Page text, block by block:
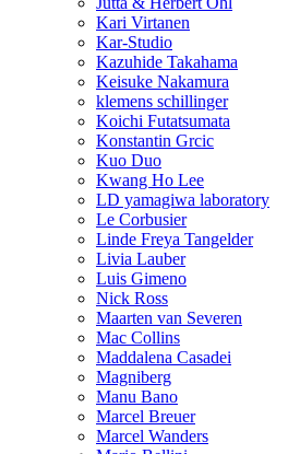
Kari Virtanen
Kar-Studio
Kazuhide Takahama
Keisuke Nakamura
klemens schillinger
Koichi Futatsumata
Konstantin Grcic
Kuo Duo
Kwang Ho Lee
LD yamagiwa laboratory
Le Corbusier
Linde Freya Tangelder
Livia Lauber
Luis Gimeno
Nick Ross
Maarten van Severen
Mac Collins
Maddalena Casadei
Magniberg
Manu Bano
Marcel Breuer
Marcel Wanders